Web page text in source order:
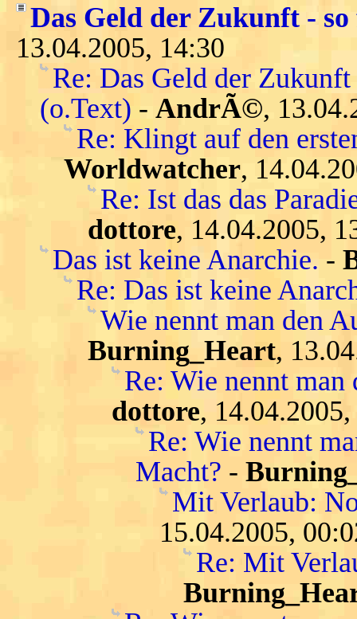
Das Geld der Zukunft -
13.04.2005, 14:30
Re: Das Geld der
(o.Text) - AndrÃ©,
Re: Klingt auf den
Worldwatcher,
Re: Ist das das
dottore, 14.04.2005,
Das ist keine Anarchie. -
Re: Das ist keine
Wie nennt man den
Burning_Heart,
Re: Wie nennt man
dottore,
Re: Wie nennt
Macht? -
Mit Verlaub:
15.04.2005,
Re: Mit